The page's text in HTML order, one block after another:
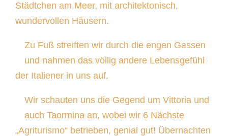
Städtchen am Meer, mit architektonisch,
wundervollen Häusern.
Zu Fuß streiften wir durch die engen Gassen
und nahmen das völlig andere Lebensgefühl
der Italiener in uns auf.
Wir schauten uns die Gegend um Vittoria und
auch Taormina an, wobei wir 6 Nächste
„Agriturismo“ betrieben, genial gut! Übernachten